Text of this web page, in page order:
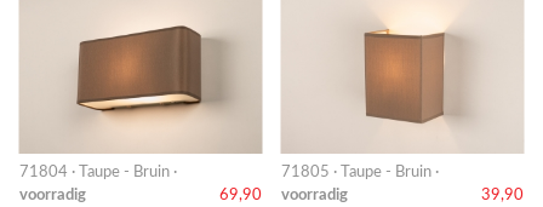
71804 · Taupe - Bruin ·
voorradig
69,90
71805 · Taupe - Bruin ·
voorradig
39,90